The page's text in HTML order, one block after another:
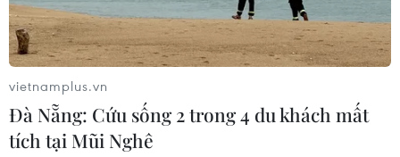
vietnamplus.vn
Đà Nẵng: Cứu sống 2 trong 4 du khách mất
tích tại Mũi Nghê